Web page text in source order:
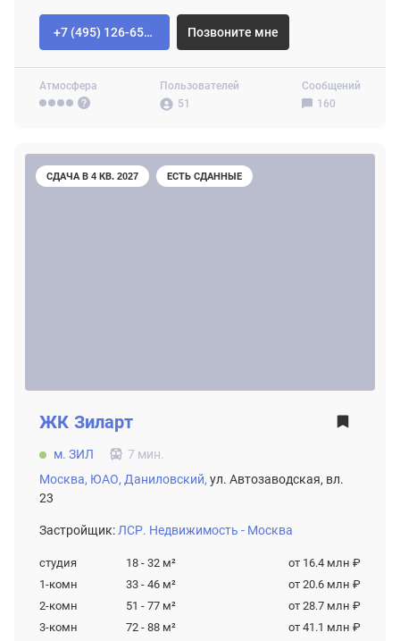
Атмосфера
Пользователей
51
Сообщений
160
+7 (495) 126-65-04 Позвоните мне
СДАЧА В 4 КВ. 2027 ЕСТЬ СДАННЫЕ
ЖК Зиларт
м. ЗИЛ
7 мин.
Москва, ЮАО, Даниловский, ул. Автозаводская, вл.
23
Застройщик: ЛСР. Недвижимость - Москва
студия 18 - 32 м²
от 16.4 млн ₽
1-комн
33 - 46 м²
от 20.6 млн ₽
2-комн
51 - 77 м²
от 28.7 млн ₽
3-комн
72 - 88 м²
от 41.1 млн ₽